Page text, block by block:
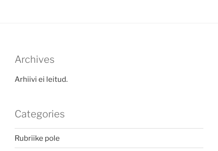
Archives
Arhiivi ei leitud.
Categories
Rubriike pole